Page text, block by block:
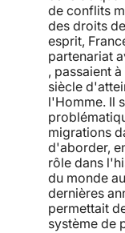
de conflits
des droits
esprit,
partenariat
, passaient
siècle
l'Homme. Il
migrations
d'aborder,
rôle dans
du monde
dernières
permettait
système de